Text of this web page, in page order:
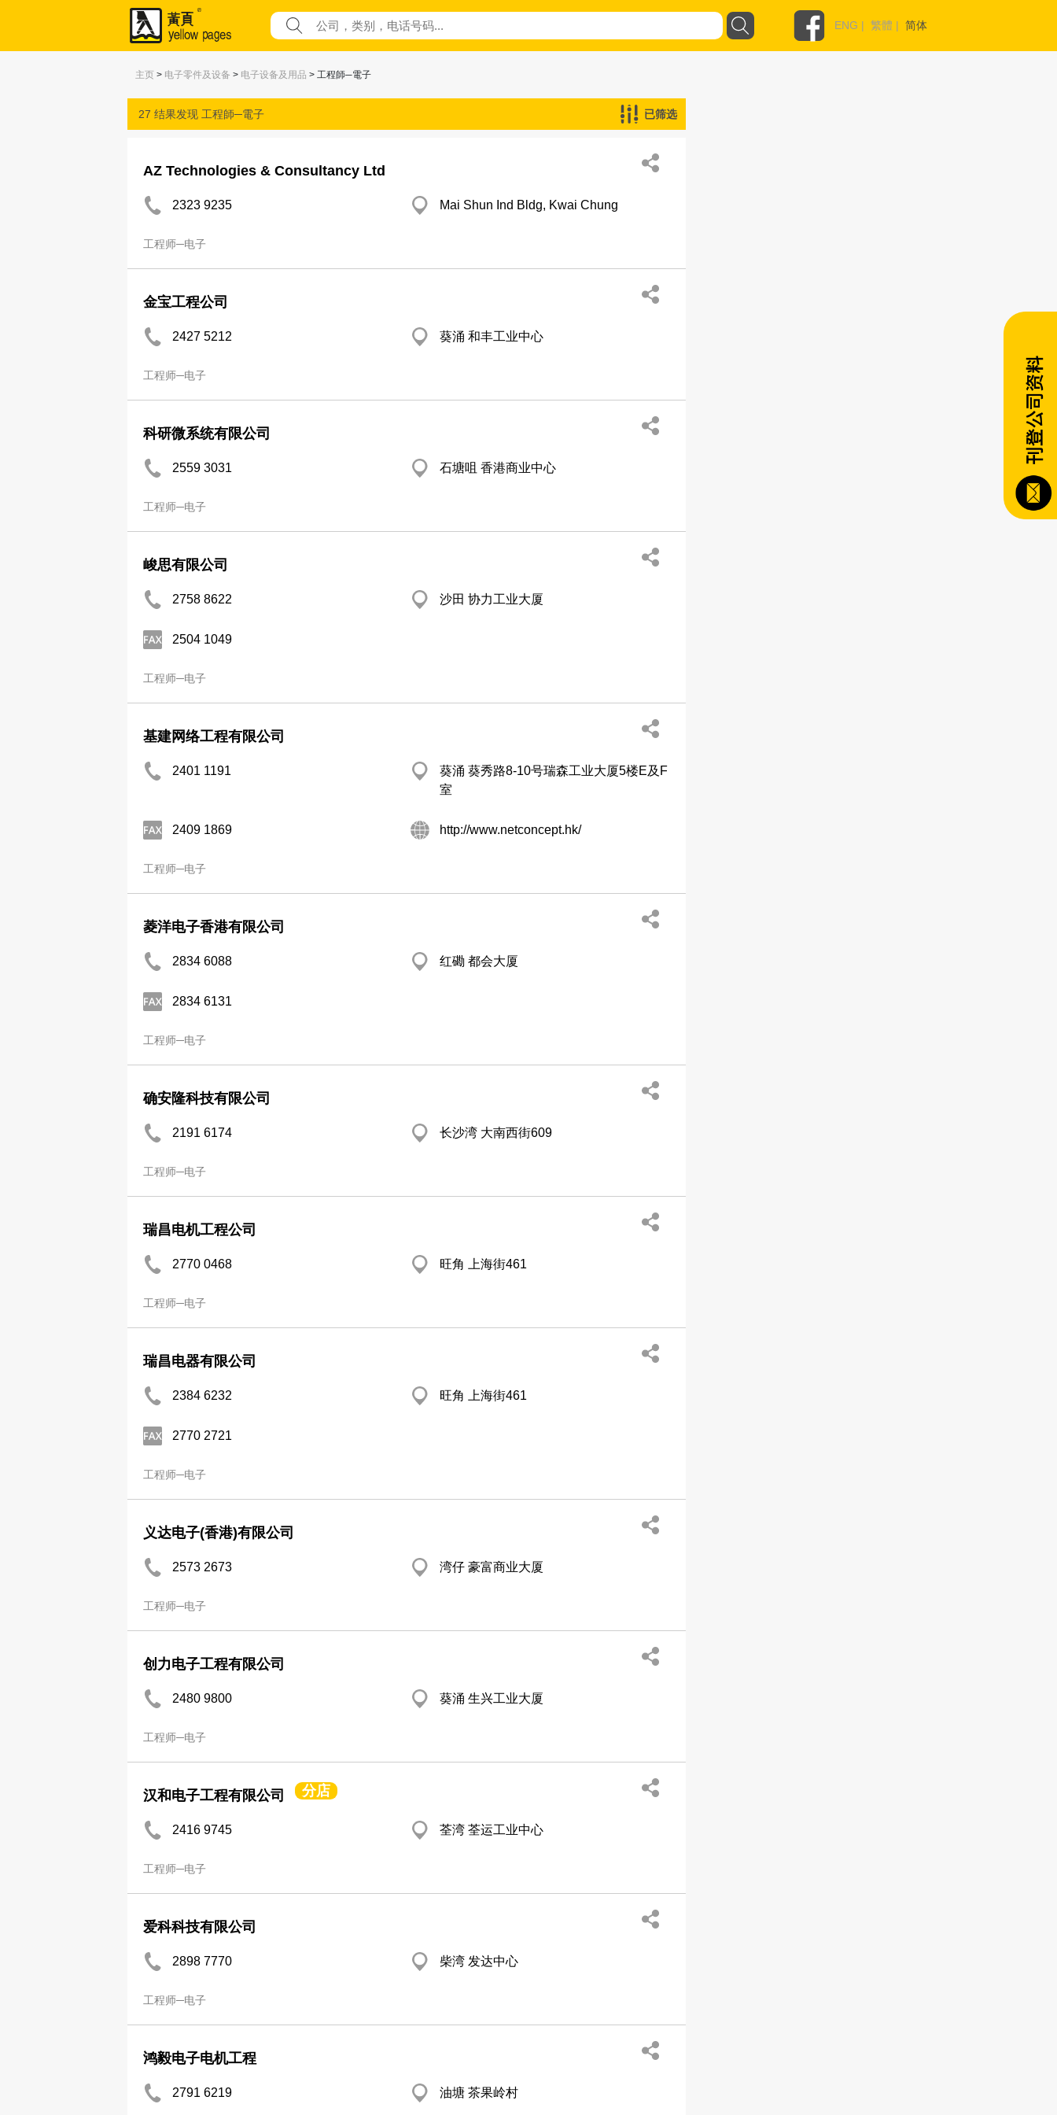
ENG | 繁體 | 简体
主页 > 电子零件及设备 > 电子设备及用品 > 工程師─電子
27 结果发现 工程師─電子 已筛选
AZ Technologies & Consultancy Ltd
2323 9235 Mai Shun Ind Bldg, Kwai Chung
工程师─电子
金宝工程公司
2427 5212 葵涌 和丰工业中心
工程师─电子
科研微系统有限公司
2559 3031 石塘咀 香港商业中心
工程师─电子
峻思有限公司
2758 8622 沙田 协力工业大厦
2504 1049
工程师─电子
基建网络工程有限公司
2401 1191
葵涌 葵秀路8-10号瑞森工业大厦5楼E及F
室
2409 1869 http://www.netconcept.hk/
工程师─电子
菱洋电子香港有限公司
2834 6088 红磡 都会大厦
2834 6131
工程师─电子
确安隆科技有限公司
2191 6174 长沙湾 大南西街609
工程师─电子
瑞昌电机工程公司
2770 0468 旺角 上海街461
工程师─电子
瑞昌电器有限公司
2384 6232 旺角 上海街461
2770 2721
工程师─电子
义达电子(香港)有限公司
2573 2673 湾仔 豪富商业大厦
工程师─电子
创力电子工程有限公司
2480 9800 葵涌 生兴工业大厦
工程师─电子
汉和电子工程有限公司 分店
2416 9745 荃湾 荃运工业中心
工程师─电子
爱科科技有限公司
2898 7770 柴湾 发达中心
工程师─电子
鸿毅电子电机工程
2791 6219 油塘 茶果岭村